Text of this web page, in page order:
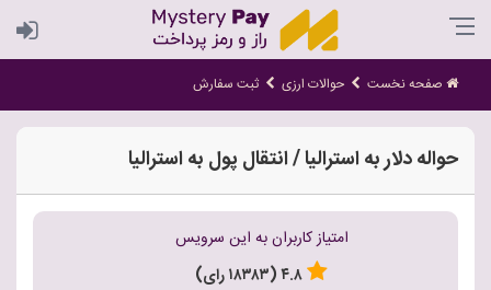
صفحه نخست حوالات ارزی ثبت سفارش
حواله دلار به استرالیا / انتقال پول به استرالیا
امتیاز کاربران به این سرویس
۴.۸ (۱۸۳۸۳ رای)